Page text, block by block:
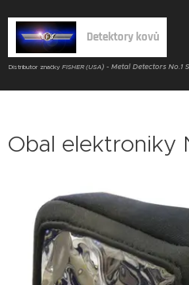
Detektory kovů
Distributor značky FISHER (USA) - Metal Detectors No.1
Obal elektroniky